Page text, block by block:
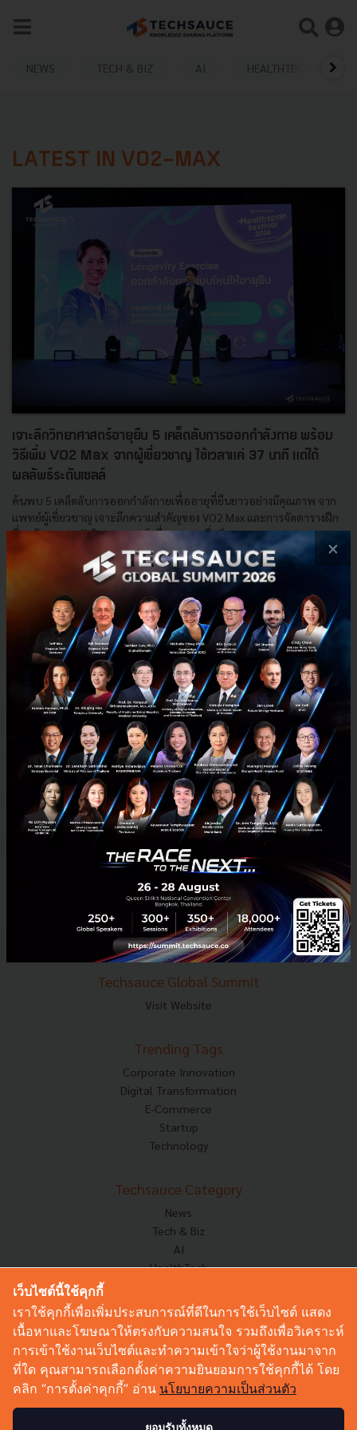
NEWS TECH & BIZ AI HEALTHTECH
LATEST IN VO2-MAX
เจาะลึกวิทยาศาสตร์อายุยืน 5 เคล็ดลับการออกกำลังกาย พร้อม
วิธีเพิ่ม VO2 Max จากผู้เชี่ยวชาญ ใช้เวลาแค่ 37 นาที แต่ได้
ผลลัพธ์ระดับเซลล์
ค้นพบ 5 เคล็ดลับการออกกำลังกายเพื่ออายุที่ยืนยาวอย่างมีคุณภาพ จาก
แพทย์ผู้เชี่ยวชาญ เจาะลึกความสำคัญของ VO2 Max และการจัดตารางฝึก
ที่ถูกต้องตามหลักวิทยาศาสตร์ เพื่อสุขภาพที่แข็งแรงอย...
| ByTechsauce Team
HealthTech vo2-max Techsauce longevity healthspan
E-mail :contact@techsauce.co
Tel : 02-001-5375
Mobile : 06-4658-9500
Techsauce Media
About Techsauce
Techsauce Services
Privacy Policy
ส่งบทความ
Techsauce Global Summit
Visit Website
Trending Tags
Corporate Innovation
Digital Transformation
E-Commerce
Startup
Technology
Techsauce Category
News
Tech & Biz
AI
HealthTech
Corp Innov
Saucy Thoughts
Sustainable
Videos
Podcast
×
เว็บไซต์นี้ใช้คุกกี้
เราใช้คุกกี้เพื่อเพิ่มประสบการณ์ที่ดีในการใช้เว็บไซต์ แสดง
เนื้อหาและโฆษณาให้ตรงกับความสนใจ รวมถึงเพื่อวิเคราะห์
การเข้าใช้งานเว็บไซต์และทำความเข้าใจว่าผู้ใช้งานมาจาก
ที่ใด คุณสามารถเลือกตั้งค่าความยินยอมการใช้คุกกี้ได้ โดย
คลิก “การตั้งค่าคุกกี้” อ่าน นโยบายความเป็นส่วนตัว
ยอมรับทั้งหมด